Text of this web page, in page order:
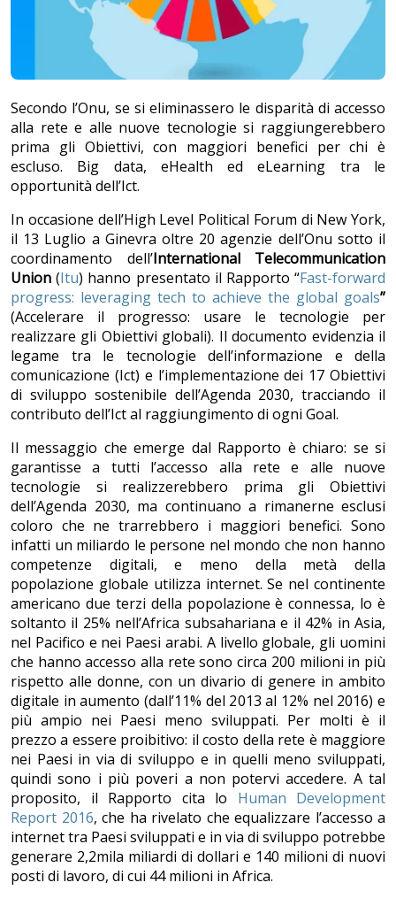
Secondo l’Onu, se si eliminassero le disparità di accesso
alla rete e alle nuove tecnologie si raggiungerebbero
prima gli Obiettivi, con maggiori benefici per chi è
escluso. Big data, eHealth ed eLearning tra le
opportunità dell’Ict.
In occasione dell’High Level Political Forum di New York,
il 13 Luglio a Ginevra oltre 20 agenzie dell’Onu sotto il
coordinamento dell’International Telecommunication
Union(Itu) hanno presentato il Rapporto “Fast-forward
progress: leveraging tech to achieve the global goals”
(Accelerare il progresso: usare le tecnologie per
realizzare gli Obiettivi globali). Il documento evidenzia il
legame tra le tecnologie dell’informazione e della
comunicazione (Ict) e l’implementazione dei 17 Obiettivi
di sviluppo sostenibile dell’Agenda 2030, tracciando il
contributo dell’Ict al raggiungimento di ogni Goal.
Il messaggio che emerge dal Rapporto è chiaro: se si
garantisse a tutti l’accesso alla rete e alle nuove
tecnologie si realizzerebbero prima gli Obiettivi
dell’Agenda 2030, ma continuano a rimanerne esclusi
coloro che ne trarrebbero i maggiori benefici. Sono
infatti un miliardo le persone nel mondo che non hanno
competenze digitali, e meno della metà della
popolazione globale utilizza internet. Se nel continente
americano due terzi della popolazione è connessa, lo è
soltanto il 25% nell’Africa subsahariana e il 42% in Asia,
nel Pacifico e nei Paesi arabi. A livello globale, gli uomini
che hanno accesso alla rete sono circa 200 milioni in più
rispetto alle donne, con un divario di genere in ambito
digitale in aumento (dall’11% del 2013 al 12% nel 2016) e
più ampio nei Paesi meno sviluppati. Per molti è il
prezzo a essere proibitivo: il costo della rete è maggiore
nei Paesi in via di sviluppo e in quelli meno sviluppati,
quindi sono i più poveri a non potervi accedere. A tal
proposito, il Rapporto cita lo Human Development
Report 2016, che ha rivelato che equalizzare l’accesso a
internet tra Paesi sviluppati e in via di sviluppo potrebbe
generare 2,2mila miliardi di dollari e 140 milioni di nuovi
posti di lavoro, di cui 44 milioni in Africa.